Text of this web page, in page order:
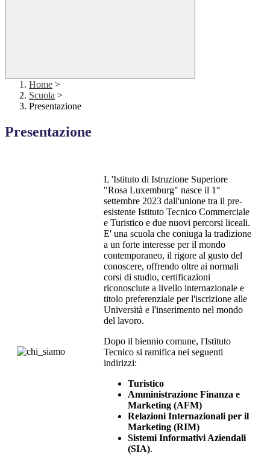
Home >
Scuola >
Presentazione
Presentazione
L 'Istituto di Istruzione Superiore
"Rosa Luxemburg" nasce il 1°
settembre 2023 dall'unione tra il pre-
esistente Istituto Tecnico Commerciale
e Turistico e due nuovi percorsi liceali.
E' una scuola che coniuga la tradizione
a un forte interesse per il mondo
contemporaneo, il rigore al gusto del
conoscere, offrendo oltre ai normali
corsi di studio, certificazioni
riconosciute a livello internazionale e
titolo preferenziale per l'iscrizione alle
Università e l'inserimento nel mondo
del lavoro.
Dopo il biennio comune, l'Istituto
Tecnico si ramifica nei seguenti
indirizzi:
Turistico
Amministrazione Finanza e
Marketing (AFM)
Relazioni Internazionali per il
Marketing (RIM)
Sistemi Informativi Aziendali
(SIA).